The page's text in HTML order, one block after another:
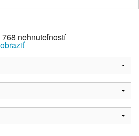
nehnuteľností